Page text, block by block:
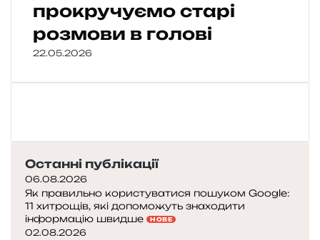
прокручуємо старі
розмови в голові
22.05.2026
Останні публікації
06.08.2026
Як правильно користуватися пошуком Google:
11 хитрощів, які допоможуть знаходити
інформацію швидше
НОВЕ
02.08.2026